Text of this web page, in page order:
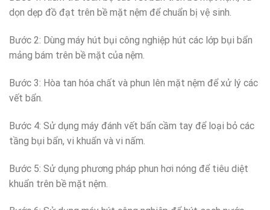
dọn dẹp đồ đạt trên bề mặt nệm để chuẩn bị vệ sinh.
Bước 2: Dùng máy hút bụi công nghiệp hút các lớp bụi bẩn
mảng bám trên bề mặt của nệm.
Bước 3: Hòa tan hóa chất và phun lên mặt nệm để xử lý các
vết bẩn.
Bước 4: Sử dụng máy đánh vết bẩn cầm tay để loại bỏ các
tầng bụi bẩn, vi khuẩn và vi nấm.
Bước 5: Sử dụng phương pháp phun hơi nóng để tiêu diệt
khuẩn trên bề mặt nệm.